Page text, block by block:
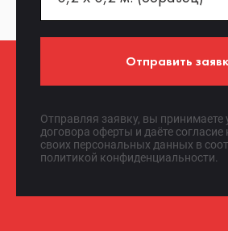
Отправить
Отправляя заявку, вы принимаете
договора оферты и даёте согласие
своих персональных данных в
политикой конфиденциальности.